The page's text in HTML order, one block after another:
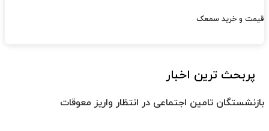
قیمت و خرید سمعک
پربحث ترین اخبار
بازنشستگان تامین اجتماعی در انتظار واریز معوقات